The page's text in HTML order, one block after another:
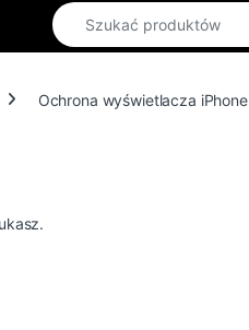
Search for:
Ochrona wyświetlacza iPhone